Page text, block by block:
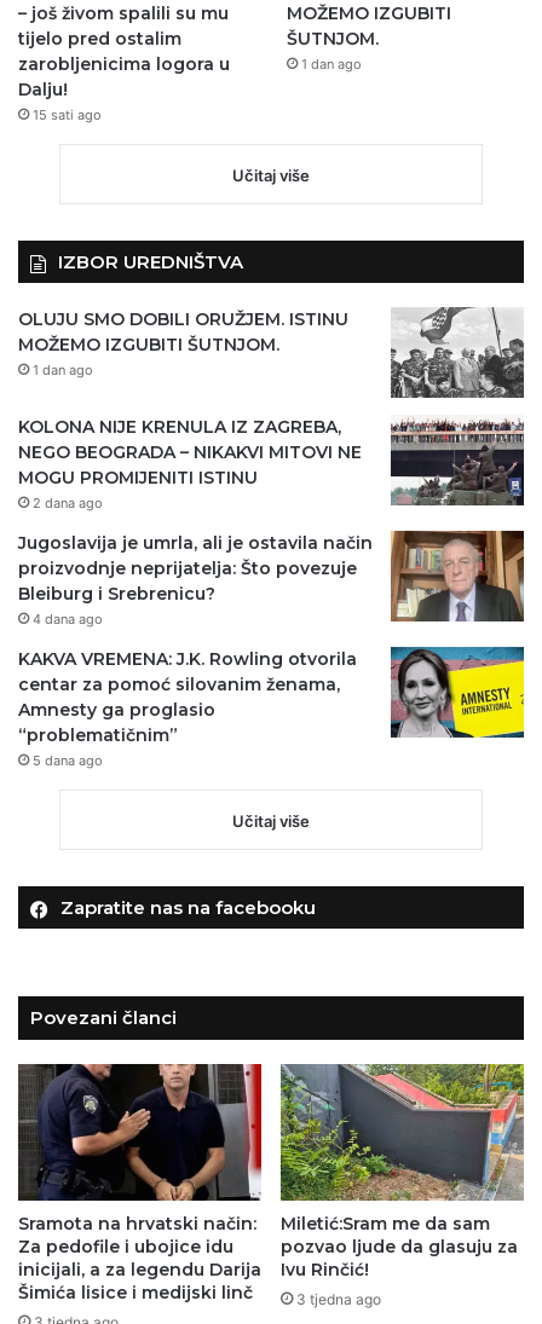
– još živom spalili su mu
tijelo pred ostalim
zarobljenicima logora u
Dalju!
15 sati ago
MOŽEMO IZGUBITI
ŠUTNJOM.
1 dan ago
Učitaj više
IZBOR UREDNIŠTVA
OLUJU SMO DOBILI ORUŽJEM. ISTINU
MOŽEMO IZGUBITI ŠUTNJOM.
1 dan ago
KOLONA NIJE KRENULA IZ ZAGREBA,
NEGO BEOGRADA – NIKAKVI MITOVI NE
MOGU PROMIJENITI ISTINU
2 dana ago
Jugoslavija je umrla, ali je ostavila način
proizvodnje neprijatelja: Što povezuje
Bleiburg i Srebrenicu?
4 dana ago
KAKVA VREMENA: J.K. Rowling otvorila
centar za pomoć silovanim ženama,
Amnesty ga proglasio
“problematičnim”
5 dana ago
Učitaj više
Zapratite nas na facebooku
Povezani članci
Sramota na hrvatski način:
Za pedofile i ubojice idu
inicijali, a za legendu Darija
Šimića lisice i medijski linč
Miletić:Sram me da sam
pozvao ljude da glasuju za
Ivu Rinčić!
3 tjedna ago